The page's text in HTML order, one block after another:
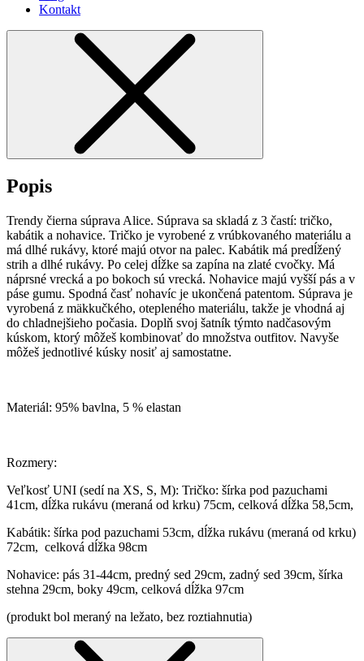
Kontakt
Popis
Trendy čierna súprava Alice. Súprava sa skladá z 3 častí: tričko,
kabátik a nohavice. Tričko je vyrobené z vrúbkovaného materiálu a
má dlhé rukávy, ktoré majú otvor na palec. Kabátik má predĺžený
strih a dlhé rukávy. Po celej dĺžke sa zapína na zlaté cvočky. Má
náprsné vrecká a po bokoch sú vrecká. Nohavice majú vyšší pás a v
páse gumu. Spodná časť nohavíc je ukončená patentom. Súprava je
vyrobená z mäkkučkého, otepleného materiálu, takže je vhodná aj
do chladnejšieho počasia. Doplň svoj šatník týmto nadčasovým
kúskom, ktorý môžeš kombinovať do množstva outfitov. Navyše
môžeš jednotlivé kúsky nosiť aj samostatne.
Materiál: 95% bavlna, 5 % elastan
Rozmery:
Veľkosť UNI (sedí na XS, S, M): Tričko: šírka pod pazuchami
41cm, dĺžka rukávu (meraná od krku) 75cm, celková dĺžka 58,5cm,
Kabátik: šírka pod pazuchami 53cm, dĺžka rukávu (meraná od krku)
72cm, celková dĺžka 98cm
Nohavice: pás 31-44cm, predný sed 29cm, zadný sed 39cm, šírka
stehna 29cm, boky 49cm, celková dĺžka 97cm
(produkt bol meraný na ležato, bez roztiahnutia)